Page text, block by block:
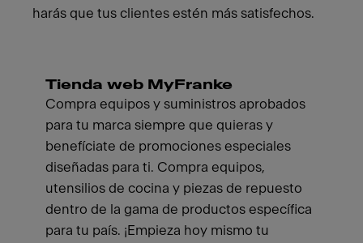
harás que tus clientes estén más satisfechos.
Tienda web MyFranke
Compra equipos y suministros aprobados
para tu marca siempre que quieras y
benefíciate de promociones especiales
diseñadas para ti. Compra equipos,
utensilios de cocina y piezas de repuesto
dentro de la gama de productos específica
para tu país. ¡Empieza hoy mismo tu